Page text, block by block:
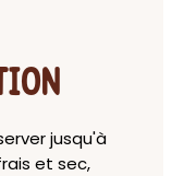
jusqu'à
et sec,